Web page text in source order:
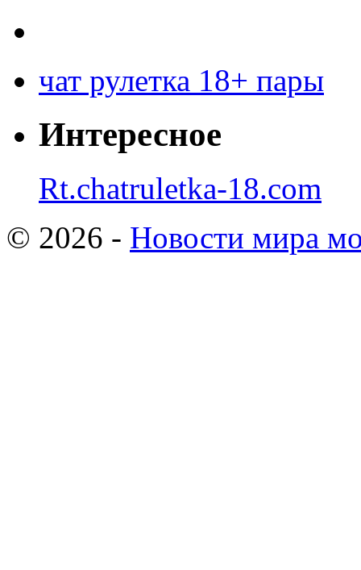
чат рулетка 18+ пары
Интересное
Rt.chatruletka-18.com
© 2026 - Новости мира